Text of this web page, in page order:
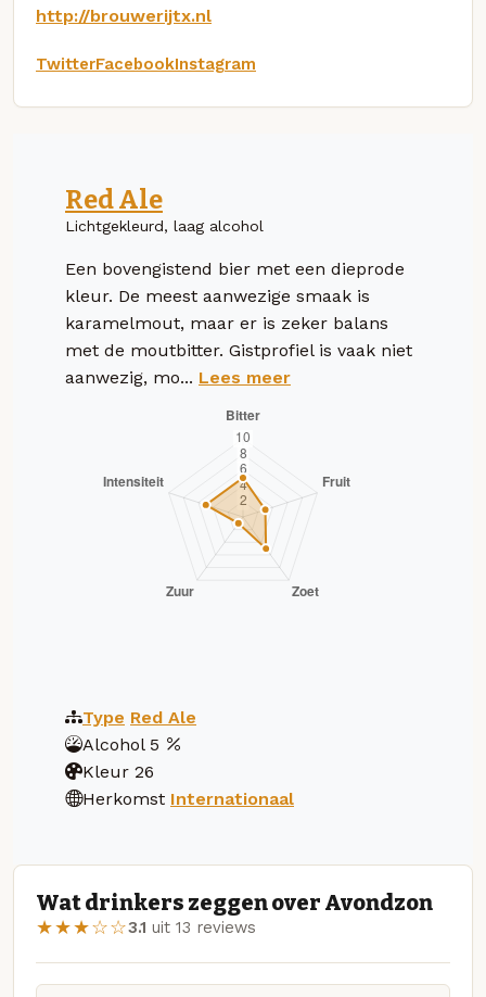
http://brouwerijtx.nl
TwitterFacebookInstagram
Red Ale
Lichtgekleurd, laag alcohol
Een bovengistend bier met een dieprode
kleur. De meest aanwezige smaak is
karamelmout, maar er is zeker balans
met de moutbitter. Gistprofiel is vaak niet
aanwezig, mo... Lees meer
Type Red Ale
Alcohol 5
Kleur 26
Herkomst Internationaal
Wat drinkers zeggen over Avondzon
★★★☆☆3.1 uit 13 reviews